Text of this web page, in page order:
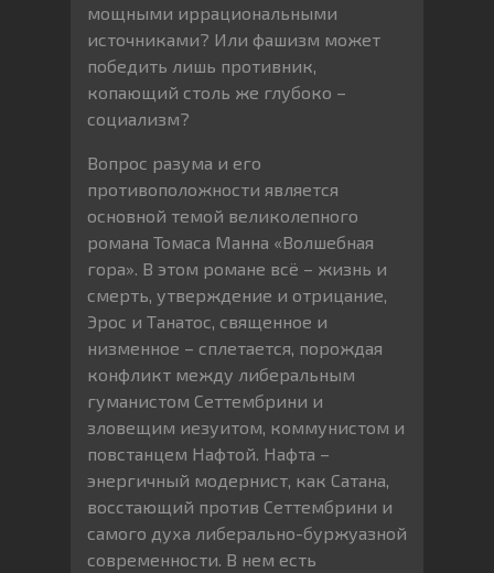
мощными иррациональными
источниками? Или фашизм может
победить лишь противник,
копающий столь же глубоко –
социализм?
Вопрос разума и его
противоположности является
основной темой великолепного
романа Томаса Манна «Волшебная
гора». В этом романе всё – жизнь и
смерть, утверждение и отрицание,
Эрос и Танатос, священное и
низменное – сплетается, порождая
конфликт между либеральным
гуманистом Сеттембрини и
зловещим иезуитом, коммунистом и
повстанцем Нафтой. Нафта –
энергичный модернист, как Сатана,
восстающий против Сеттембрини и
самого духа либерально-буржуазной
современности. В нем есть